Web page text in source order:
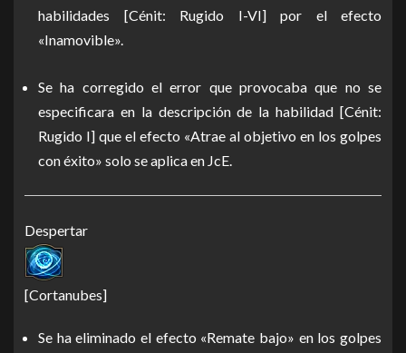
habilidades [Cénit: Rugido I-VI] por el efecto
«Inamovible».
Se ha corregido el error que provocaba que no se
especificara en la descripción de la habilidad [Cénit:
Rugido I] que el efecto «Atrae al objetivo en los golpes
con éxito» solo se aplica en JcE.
Despertar
[Cortanubes]
Se ha eliminado el efecto «Remate bajo» en los golpes